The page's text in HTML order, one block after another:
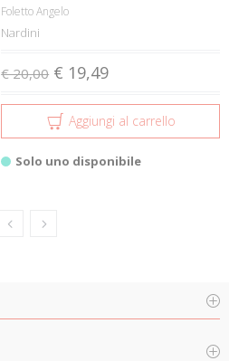
Foletto Angelo
Nardini
€ 20,00 € 19,49
Aggiungi al carrello
Solo uno disponibile